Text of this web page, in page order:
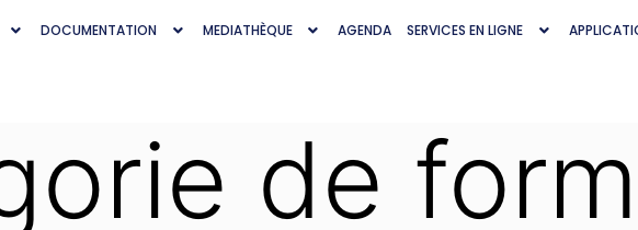
DOCUMENTATION MEDIATHÈQUE AGENDA SERVICES EN LIGNE
de